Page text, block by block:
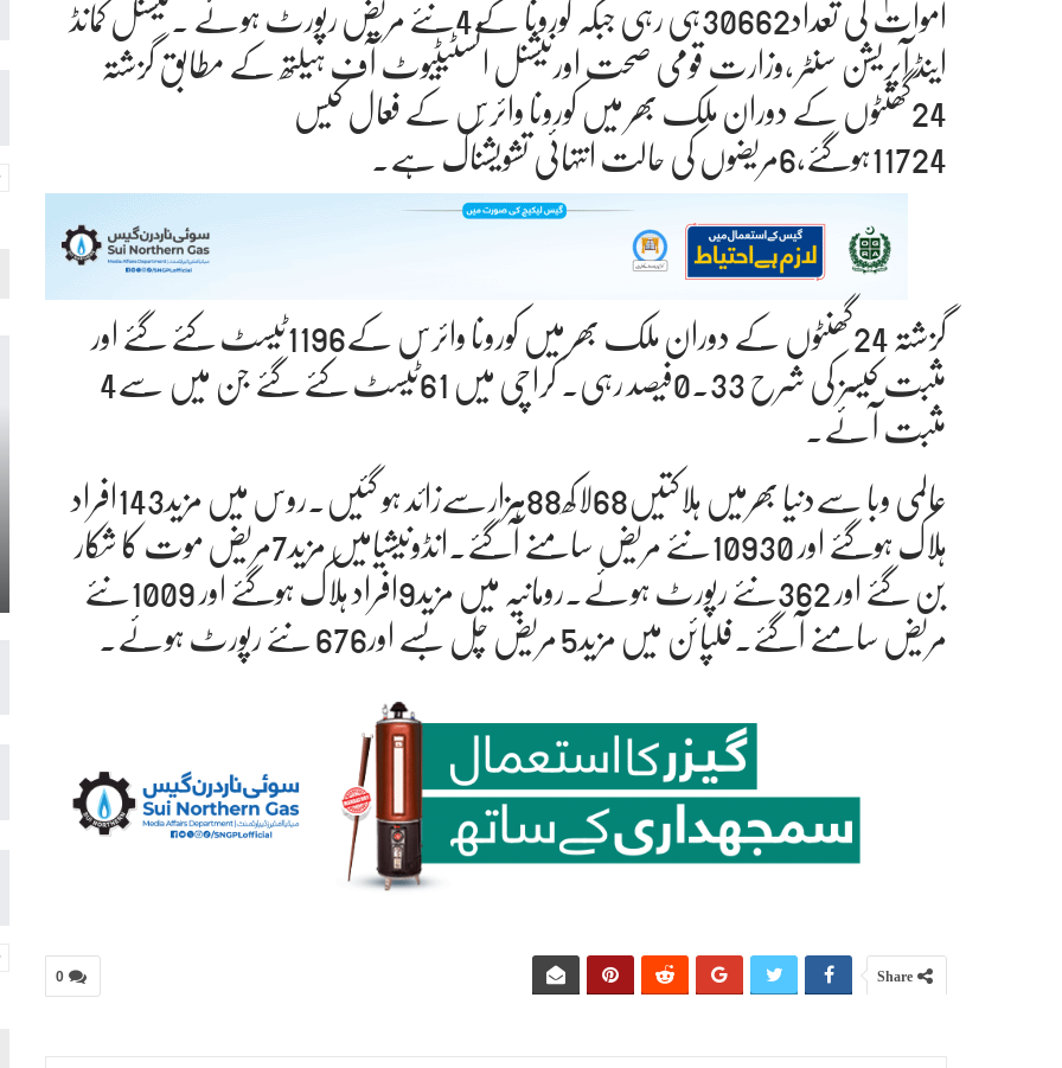
اموات کی تعداد30662ہی رہی جبکہ کورونا کے4نئے مریض رپورٹ ہوئے ۔نیشنل کمانڈ
اینڈ آپریشن سنٹر ،وزارت قومی صحت اورنیشنل انسٹیٹیوٹ آف ہیلتھ کے مطابق گزشتہ
24گھنٹوں کے دوران ملک بھر میں کورونا وائرس کے فعال کیس
11724ہوگئے،6مریضوں کی حالت انتہائی تشویشناک ہے۔
گزشتہ 24گھنٹوں کے دوران ملک بھر میں کورونا وائرس کے1196ٹیسٹ کئے گئے اور
مثبت کیسز کی شرح 0.33فیصد رہی۔ کراچی میں 61ٹیسٹ کئے گئے جن میں سے4
مثبت آئے۔
عالمی وبا سےدنیا بھرمیں ہلاکتیں68لاکھ88ہزارسےزائد ہو گئیں۔روس میں مزید143افراد
ہلاک ہوگئے اور 10930نئے مریض سامنے آگئے۔انڈونیشیامیں مزید7مریض موت کا شکار
بن گئے اور 362نئے رپورٹ ہوئے۔رومانیہ میں مزید9افراد ہلاک ہوگئے اور 1009نئے
مریض سامنے آگئے۔فلپائن میں مزید5 مریض چل بسے اور676 نئے رپورٹ ہوئے۔
0 Share